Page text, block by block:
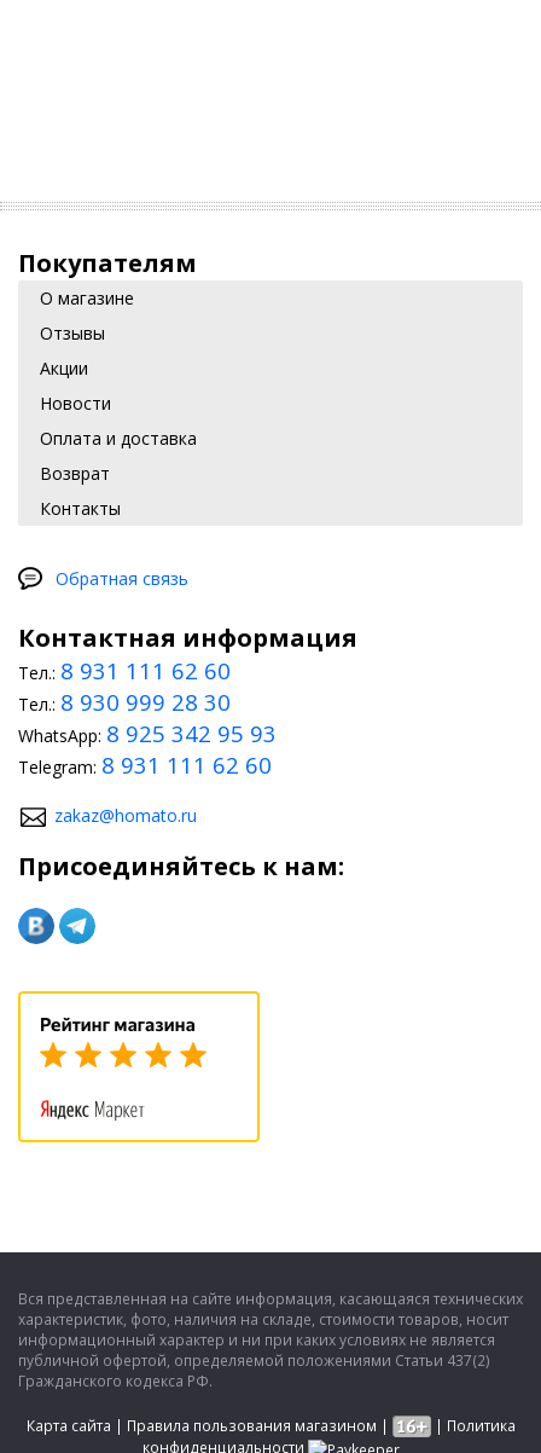
Покупателям
О магазине
Отзывы
Акции
Новости
Оплата и доставка
Возврат
Контакты
Обратная связь
Контактная информация
Тел.: 8 931 111 62 60
Тел.: 8 930 999 28 30
WhatsApp: 8 925 342 95 93
Telegram: 8 931 111 62 60
zakaz@homato.ru
Присоединяйтесь к нам:
Вся представленная на сайте информация, касающаяся технических
характеристик, фото, наличия на складе, стоимости товаров, носит
информационный характер и ни при каких условиях не является
публичной офертой, определяемой положениями Статьи 437(2)
Гражданского кодекса РФ.
Карта сайта | Правила пользования магазином | | Политика
конфиденциальности